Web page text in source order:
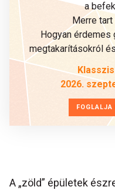
a
Merre tart
Hogyan érdemes
megtakarításokról
2026.
A „zöld” épületek